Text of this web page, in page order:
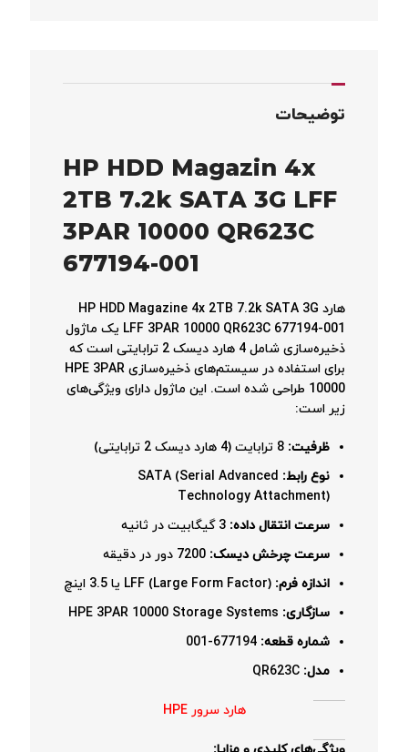
توضیحات
HP HDD Magazin 4x
2TB 7.2k SATA 3G LFF
3PAR 10000 QR623C
677194-001
هارد HP HDD Magazine 4x 2TB 7.2k SATA 3G
LFF 3PAR 10000 QR623C 677194-001 یک ماژول
ذخیره‌سازی شامل 4 هارد دیسک 2 ترابایتی است که
برای استفاده در سیستم‌های ذخیره‌سازی HPE 3PAR
10000 طراحی شده است. این ماژول دارای ویژگی‌های
زیر است:
ظرفیت:
نوع رابط: SATA (Serial Advanced
Technology Attachment)
سرعت انتقال داده:
سرعت چرخش دیسک:
اندازه فرم:
سازگاری:
شماره قطعه:
مدل:
هارد سرور HPE